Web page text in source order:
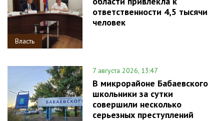
Власть
ответственности 4,5 тысячи
человек
7 августа 2026, 13:47
В микрорайоне Бабаевского
школьники за сутки
совершили несколько
серьезных преступлений